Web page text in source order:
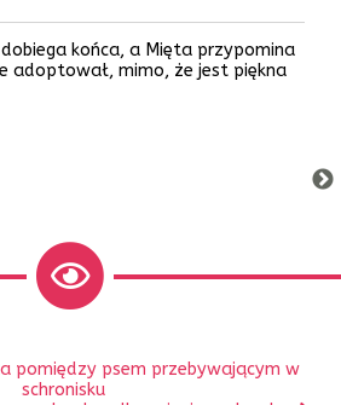
końca, a Mięta przypomina
adoptował, mimo, że jest piękna
pomiędzy psem przebywającym w
schronisku